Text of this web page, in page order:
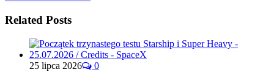
Related Posts
25 lipca 2026 0